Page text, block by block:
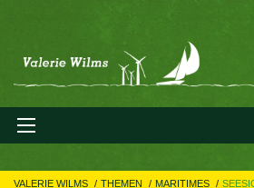
VALERIE WILMS THEMEN MARITIMES